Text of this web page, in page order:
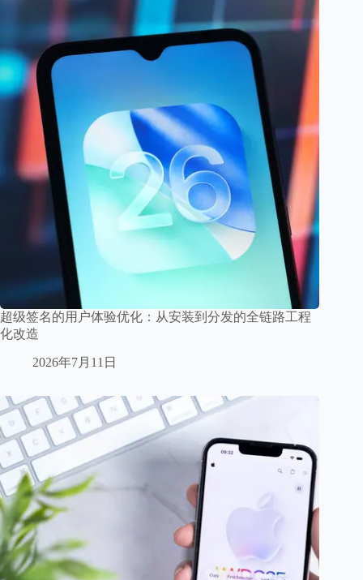
超级签名的用户体验优化：从安装到分发的全链路工程
化改造
2026年7月11日